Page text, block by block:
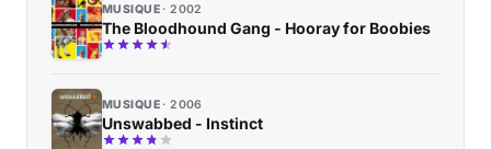
MUSIQUE 2002
The Bloodhound Gang - Hooray for Boobies
MUSIQUE 2006
Unswabbed - Instinct